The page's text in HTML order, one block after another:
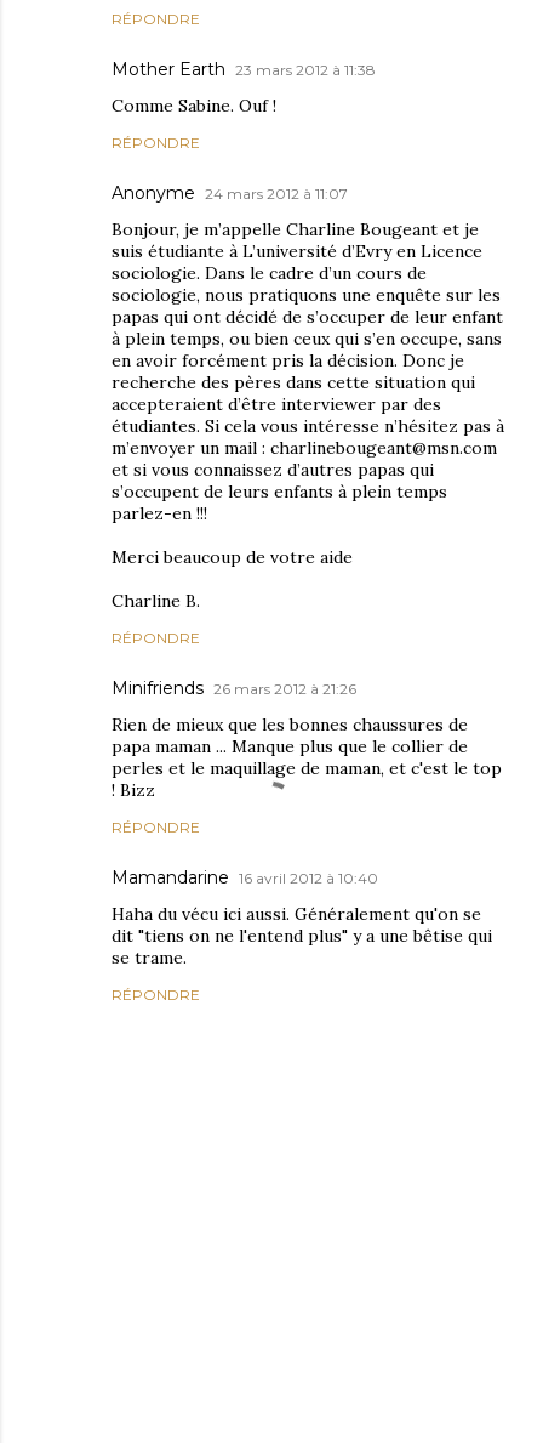
RÉPONDRE
Mother Earth 23 mars 2012 à 11:38
Comme Sabine. Ouf !
RÉPONDRE
Anonyme 24 mars 2012 à 11:07
Bonjour, je m’appelle Charline Bougeant et je
suis étudiante à L’université d’Evry en Licence
sociologie. Dans le cadre d’un cours de
sociologie, nous pratiquons une enquête sur les
papas qui ont décidé de s’occuper de leur enfant
à plein temps, ou bien ceux qui s’en occupe, sans
en avoir forcément pris la décision. Donc je
recherche des pères dans cette situation qui
accepteraient d’être interviewer par des
étudiantes. Si cela vous intéresse n’hésitez pas à
m’envoyer un mail : charlinebougeant@msn.com
et si vous connaissez d’autres papas qui
s’occupent de leurs enfants à plein temps
parlez-en !!!
Merci beaucoup de votre aide
Charline B.
RÉPONDRE
Minifriends 26 mars 2012 à 21:26
Rien de mieux que les bonnes chaussures de
papa maman ... Manque plus que le collier de
perles et le maquillage de maman, et c'est le top
! Bizz
RÉPONDRE
Mamandarine 16 avril 2012 à 10:40
Haha du vécu ici aussi. Généralement qu'on se
dit "tiens on ne l'entend plus" y a une bêtise qui
se trame.
RÉPONDRE